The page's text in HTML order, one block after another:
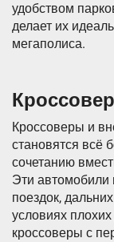
удобством
делает их
мегаполиса.
Кроссоверы и
становятся всё
сочетанию
Эти автомобили
поездок,
условиях
кроссоверы с